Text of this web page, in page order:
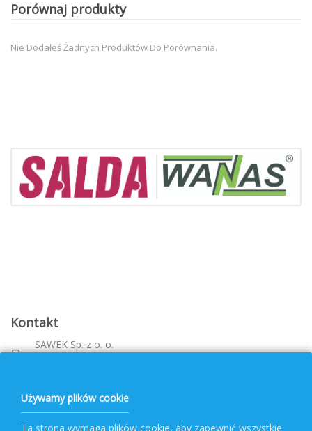
Porównaj produkty
Nie Dodałeś Żadnych Produktów Do Porównania.
Kontakt
SAWEK Sp. z o. o.
Metalowca 26, 39-460 Nowa Dęba
+ 48 796 477 417
Używamy plików cookie
Ta strona wymaga plików cookie, aby zapewnić wszystkie